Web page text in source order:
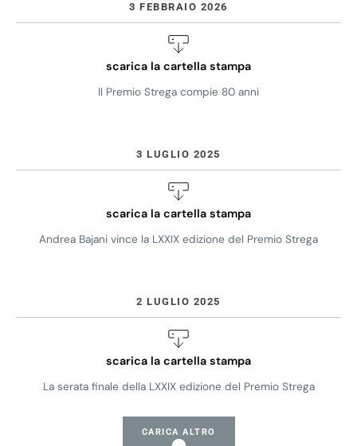
3 FEBBRAIO 2026
scarica la cartella stampa
Il Premio Strega compie 80 anni
3 LUGLIO 2025
scarica la cartella stampa
Andrea Bajani vince la LXXIX edizione del Premio Strega
2 LUGLIO 2025
scarica la cartella stampa
La serata finale della LXXIX edizione del Premio Strega
CARICA ALTRO